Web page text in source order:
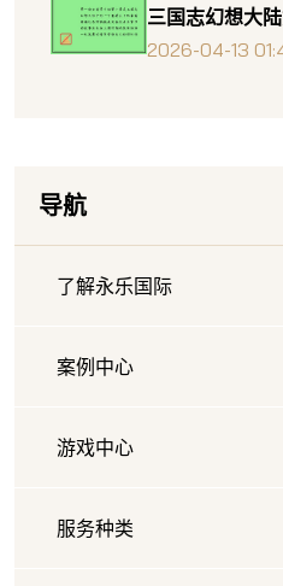
三国志幻想大
2026-04-13
导航
了解永乐国际
案例中心
游戏中心
服务种类